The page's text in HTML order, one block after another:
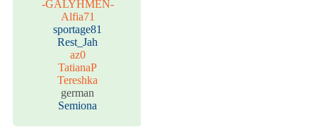
-GALYHMEN-
Alfia71
sportage81
Rest_Jah
az0
TatianaP
Tereshka
german
Semiona